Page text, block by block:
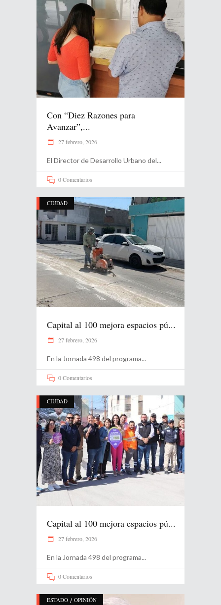
Con “Diez Razones para
Avanzar”,...
27 febrero, 2026
El Director de Desarrollo Urbano del
0 Comentarios
CIUDAD
Capital al 100 mejora espacios pú...
27 febrero, 2026
En la Jornada 498 del programa
0 Comentarios
CIUDAD
Capital al 100 mejora espacios pú...
27 febrero, 2026
En la Jornada 498 del programa
0 Comentarios
ESTADO / OPINIÓN